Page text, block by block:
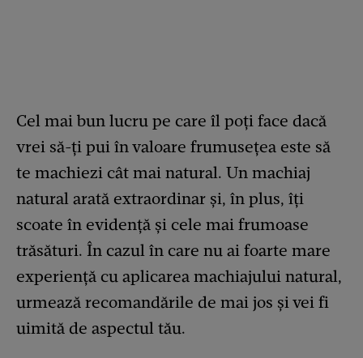
Cel mai bun lucru pe care îl poți face dacă
vrei să-ți pui în valoare frumusețea este să
te machiezi cât mai natural. Un machiaj
natural arată extraordinar și, în plus, îți
scoate în evidență și cele mai frumoase
trăsături. În cazul în care nu ai foarte mare
experiență cu aplicarea machiajului natural,
urmează recomandările de mai jos și vei fi
uimită de aspectul tău.